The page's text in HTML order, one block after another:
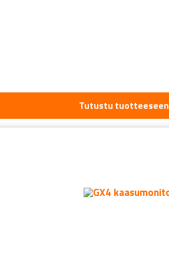
Tutustu tuotteeseen